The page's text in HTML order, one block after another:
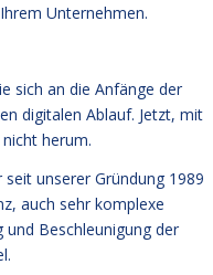
Unternehmen.
sich an die Anfänge der
digitalen Ablauf. Jetzt, mit
herum.
unserer Gründung 1989
auch sehr komplexe
Beschleunigung der